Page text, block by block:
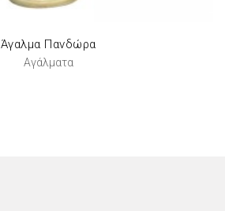
Άγαλμα Πανδώρα
Αγάλματα